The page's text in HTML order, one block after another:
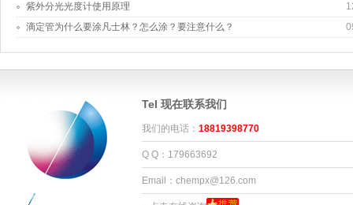
紫外分光光度计使用原理
滴定管为什么要涂凡士林？怎么涂？要注意什么？
Tel 现在联系我们
我们的电话： 18819398770
Q Q：179663692
Email：chempx@126.com